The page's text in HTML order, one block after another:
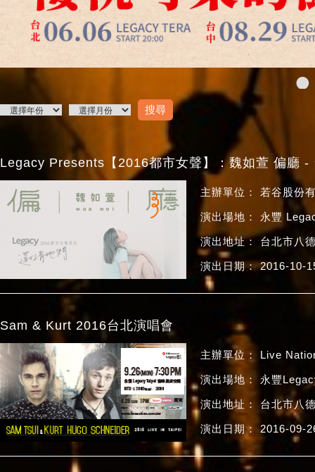
•
Legacy Presents【2016都市女聲】：魏如萱 偏廳 -
主辦單位： 若谷股份
演出場地： 永豐
演出地址： 台北市八
演出日期： 2016-10-
Sam & Kurt 2016台北演唱會
主辦單位： Live
演出場地： 永豐
演出地址： 台北市八
演出日期： 2016-09-